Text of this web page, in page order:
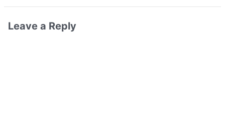
Leave a Reply